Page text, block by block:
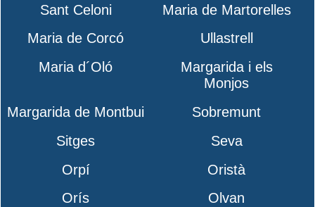
Sant Celoni
Maria de Martorelles
Maria de Corcó
Ullastrell
Maria d´Oló
Margarida i els
Monjos
Margarida de Montbui
Sobremunt
Sitges
Seva
Orpí
Oristà
Orís
Olvan